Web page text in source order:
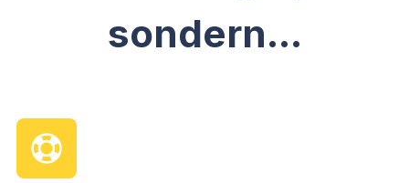
sondern...